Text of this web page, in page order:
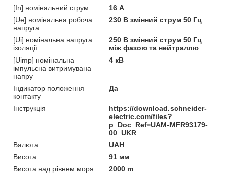
[In] номінальний струм
16 А
[Ue] номінальна робоча
напруга
230 В змінний струм 50 Гц
[Ui] номінальна напруга
ізоляції
250 В змінний струм 50 Гц
між фазою та нейтраллю
[Uimp] номінальна
імпульсна витримувана
напру
4 кВ
Індикатор положення
контакту
Да
Інструкція
https://download.schneider-
electric.com/files?
p_Doc_Ref=UAM-MFR93179-
00_UKR
Валюта
UAH
Висота
91 мм
Висота над рівнем моря
2000 m